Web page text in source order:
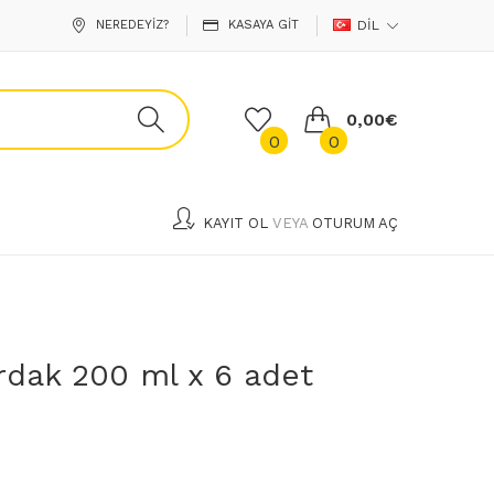
NEREDEYIZ? KASAYA GIT DIL
0 0
0,00€
KAYIT OL VEYA OTURUM AÇ
200 ml x 6 adet